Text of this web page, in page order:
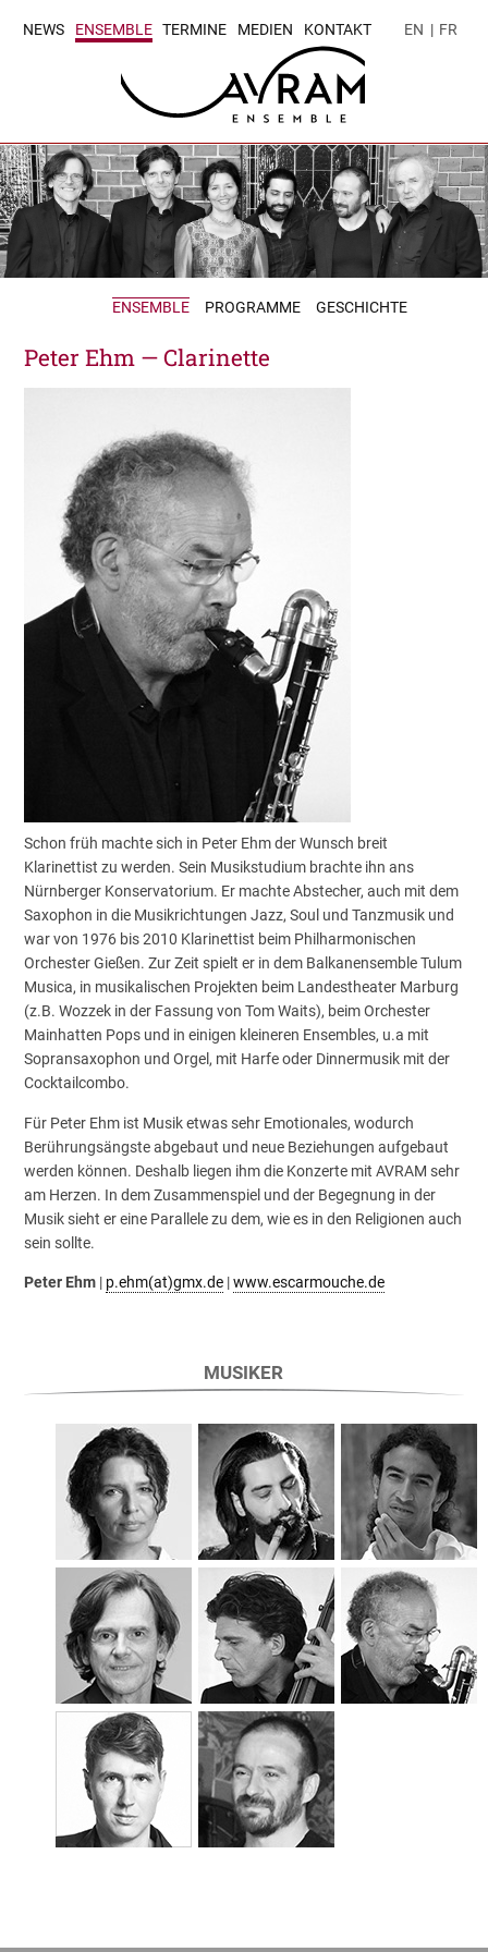
NEWS ENSEMBLE TERMINE MEDIEN KONTAKT EN | FR
ENSEMBLE PROGRAMME GESCHICHTE
Peter Ehm — Clarinette
Schon früh machte sich in Peter Ehm der Wunsch breit
Klarinettist zu werden. Sein Musikstudium brachte ihn ans
Nürnberger Konservatorium. Er machte Abstecher, auch mit dem
Saxophon in die Musikrichtungen Jazz, Soul und Tanzmusik und
war von 1976 bis 2010 Klarinettist beim Philharmonischen
Orchester Gießen. Zur Zeit spielt er in dem Balkanensemble Tulum
Musica, in musikalischen Projekten beim Landestheater Marburg
(z.B. Wozzek in der Fassung von Tom Waits), beim Orchester
Mainhatten Pops und in einigen kleineren Ensembles, u.a mit
Sopransaxophon und Orgel, mit Harfe oder Dinnermusik mit der
Cocktailcombo.
Für Peter Ehm ist Musik etwas sehr Emotionales, wodurch
Berührungsängste abgebaut und neue Beziehungen aufgebaut
werden können. Deshalb liegen ihm die Konzerte mit AVRAM sehr
am Herzen. In dem Zusammenspiel und der Begegnung in der
Musik sieht er eine Parallele zu dem, wie es in den Religionen auch
sein sollte.
Peter Ehm | p.ehm(at)gmx.de |www.escarmouche.de
MUSIKER